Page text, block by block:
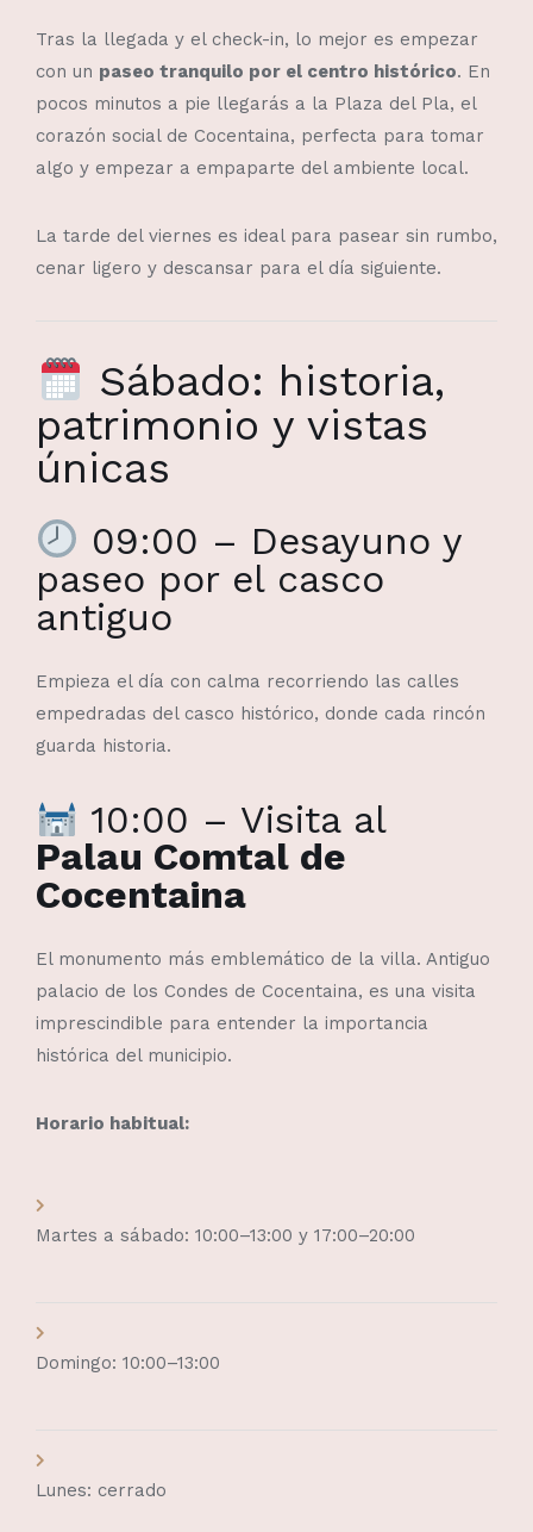
Tras la llegada y el check-in, lo mejor es empezar
con un paseo tranquilo por el centro histórico. En
pocos minutos a pie llegarás a la Plaza del Pla, el
corazón social de Cocentaina, perfecta para tomar
algo y empezar a empaparte del ambiente local.
La tarde del viernes es ideal para pasear sin rumbo,
cenar ligero y descansar para el día siguiente.
Sábado: historia,
patrimonio y vistas
únicas
09:00 – Desayuno y
paseo por el casco
antiguo
Empieza el día con calma recorriendo las calles
empedradas del casco histórico, donde cada rincón
guarda historia.
10:00 – Visita al
Palau Comtal de
Cocentaina
El monumento más emblemático de la villa. Antiguo
palacio de los Condes de Cocentaina, es una visita
imprescindible para entender la importancia
histórica del municipio.
Horario habitual:
Martes a sábado: 10:00–13:00 y 17:00–20:00
Domingo: 10:00–13:00
Lunes: cerrado